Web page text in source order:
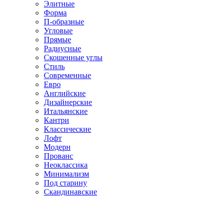
Элитные
Форма
П-образные
Угловые
Прямые
Радиусные
Скошенные углы
Стиль
Современные
Евро
Английские
Дизайнерские
Итальянские
Кантри
Классические
Лофт
Модерн
Прованс
Неоклассика
Минимализм
Под старину
Скандинавские